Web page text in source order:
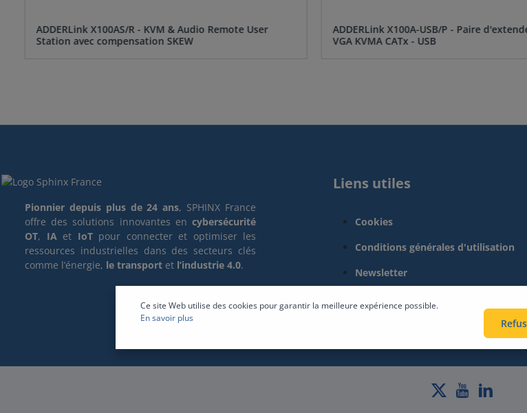
ADDERLink X100AS/R - KVM & Audio Remote User
Station avec compensation SKEW
ADDERLink X100A-USB/P - Paire
VGA KVMA CATx - USB
Pionnier depuis plus de 24 ans, SPHINX France
offre des solutions innovantes en cybersécurité
OT, IA et IoT pour connecter et optimiser les
ressources industrielles dans des secteurs clés
comme l’énergie, le transport et l’industrie 4.0.
Liens utiles
Cookies
Conditions générales d'utilisation
Newsletter
Ce site Web utilise des cookies pour garantir la meilleure expérience possible.
En savoir plus